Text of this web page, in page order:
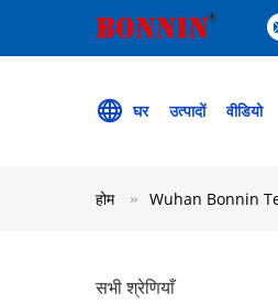
घर उत्पादों वीडियो
होम Wuhan Bonnin
सभी श्रेणियाँ